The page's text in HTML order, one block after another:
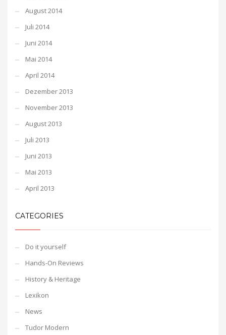
August 2014
Juli 2014
Juni 2014
Mai 2014
April 2014
Dezember 2013
November 2013
August 2013
Juli 2013
Juni 2013
Mai 2013
April 2013
CATEGORIES
Do it yourself
Hands-On Reviews
History & Heritage
Lexikon
News
Tudor Modern